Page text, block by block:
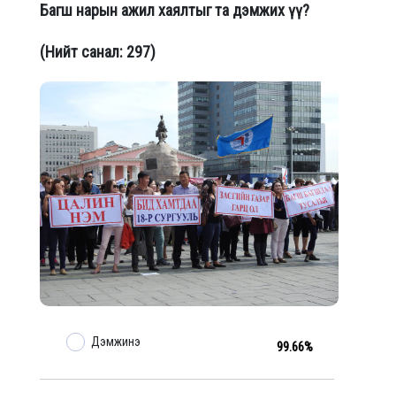
Багш нарын ажил хаялтыг та дэмжих үү?
(Нийт санал: 297)
Дэмжинэ 99.66%